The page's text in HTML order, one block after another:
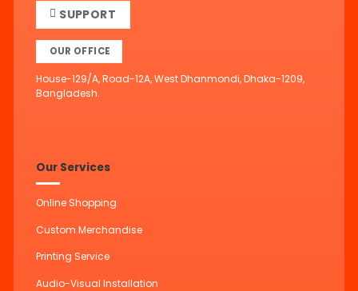
SUPPORT
OUR OFFICE
House-129/A, Road-12A, West Dhanmondi, Dhaka-1209,
Bangladesh.
Our Services
Online Shopping
Custom Merchandise
Printing Service
Audio-Visual Installation